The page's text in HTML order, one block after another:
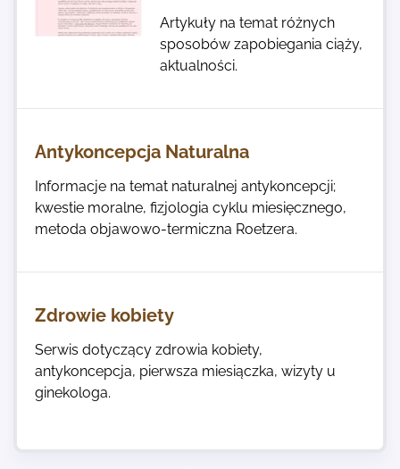
Artykuły na temat różnych
sposobów zapobiegania ciąży,
aktualności.
Antykoncepcja Naturalna
Informacje na temat naturalnej antykoncepcji;
kwestie moralne, fizjologia cyklu miesięcznego,
metoda objawowo-termiczna Roetzera.
Zdrowie kobiety
Serwis dotyczący zdrowia kobiety,
antykoncepcja, pierwsza miesiączka, wizyty u
ginekologa.